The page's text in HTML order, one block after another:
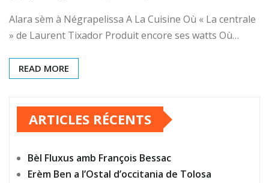
Alara sèm à Négrapelissa A La Cuisine Où « La centrale
» de Laurent Tixador Produit encore ses watts Où…
READ MORE
ARTICLES RÉCENTS
Bèl Fluxus amb François Bessac
Erèm Ben a l’Ostal d’occitania de Tolosa